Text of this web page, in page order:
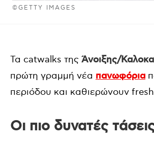
©GETTY IMAGES
Τα catwalks της Άνοιξης/
πρώτη γραμμή νέα πανωφόρια
περιόδου και καθιερώνουν
Οι πιο δυνατές